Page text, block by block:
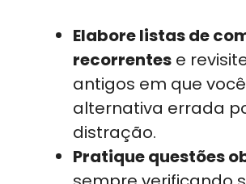
Elabore listas de
recorrentes e
antigos em que
alternativa errada
distração.
Pratique questões